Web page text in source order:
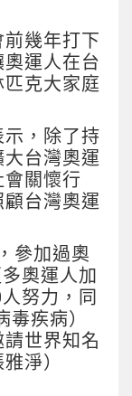
幾年打下
運人在台
克大家庭
，除了持
台灣奧運
關懷行
台灣奧運
參加過奧
奧運人加
努力，同
疾病）
世界知名
淨）